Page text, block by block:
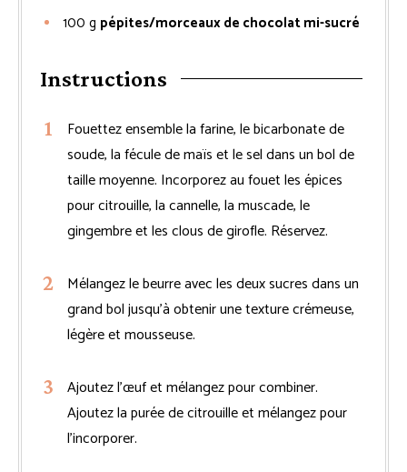
100 g pépites/morceaux de chocolat mi-sucré
Instructions
Fouettez ensemble la farine, le bicarbonate de
soude, la fécule de maïs et le sel dans un bol de
taille moyenne. Incorporez au fouet les épices
pour citrouille, la cannelle, la muscade, le
gingembre et les clous de girofle. Réservez.
Mélangez le beurre avec les deux sucres dans un
grand bol jusqu’à obtenir une texture crémeuse,
légère et mousseuse.
Ajoutez l’œuf et mélangez pour combiner.
Ajoutez la purée de citrouille et mélangez pour
l’incorporer.